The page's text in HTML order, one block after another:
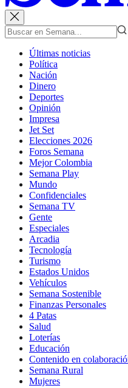
Últimas noticias
Política
Nación
Dinero
Deportes
Opinión
Impresa
Jet Set
Elecciones 2026
Foros Semana
Mejor Colombia
Semana Play
Mundo
Confidenciales
Semana TV
Gente
Especiales
Arcadia
Tecnología
Turismo
Estados Unidos
Vehículos
Semana Sostenible
Finanzas Personales
4 Patas
Salud
Loterías
Educación
Contenido en
Semana Rural
Mujeres